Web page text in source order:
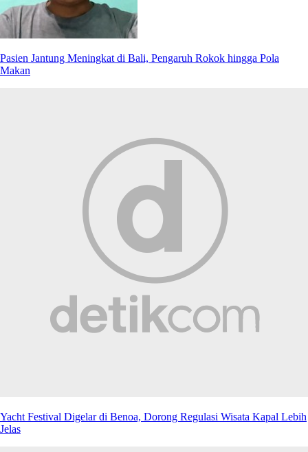
Pasien Jantung Meningkat di Bali, Pengaruh Rokok hingga Pola
Makan
Yacht Festival Digelar di Benoa, Dorong Regulasi Wisata Kapal Lebih
Jelas